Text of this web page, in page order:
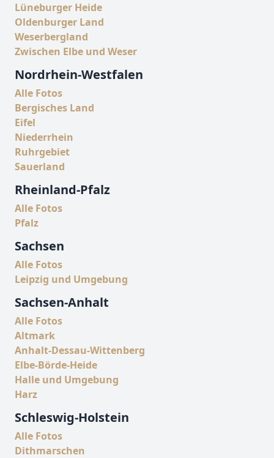
Lüneburger Heide
Oldenburger Land
Weserbergland
Zwischen Elbe und Weser
Nordrhein-Westfalen
Alle Fotos
Bergisches Land
Eifel
Niederrhein
Ruhrgebiet
Sauerland
Rheinland-Pfalz
Alle Fotos
Pfalz
Sachsen
Alle Fotos
Leipzig und Umgebung
Sachsen-Anhalt
Alle Fotos
Altmark
Anhalt-Dessau-Wittenberg
Elbe-Börde-Heide
Halle und Umgebung
Harz
Schleswig-Holstein
Alle Fotos
Dithmarschen